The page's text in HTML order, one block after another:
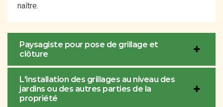
naître.
Paysagiste pour pose de grillage et
clôture
L'installation des grillages au niveau des
jardins ou des autres parties de la
propriété